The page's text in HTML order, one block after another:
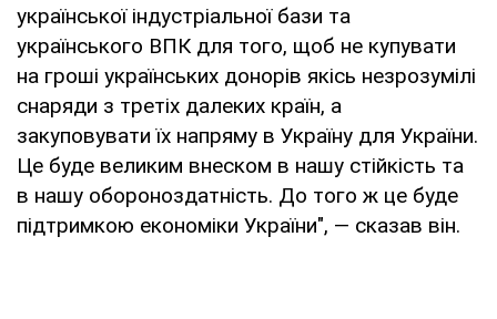
української індустріальної бази та
українського ВПК для того, щоб не купувати
на гроші українських донорів якісь незрозумілі
снаряди з третіх далеких країн, а
закуповувати їх напряму в Україну для України.
Це буде великим внеском в нашу стійкість та
в нашу обороноздатність. До того ж це буде
підтримкою економіки України", — сказав він.